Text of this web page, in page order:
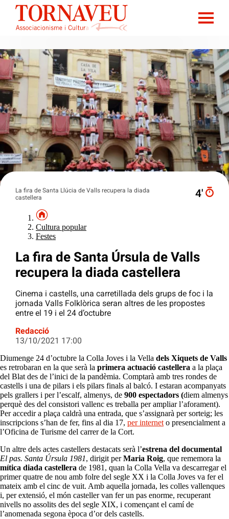
La fira de Santa Llúcia de Valls recupera la diada
castellera
4′
Cultura popular
Festes
La fira de Santa Úrsula de Valls
recupera la diada castellera
Cinema i castells, una carretillada dels grups de foc i la
jornada Valls Folklòrica seran altres de les propostes
entre el 19 i el 24 d’octubre
Redacció
13/10/2021 17:00
Diumenge 24 d’octubre la Colla Joves i la Vella dels Xiquets de Valls
es retrobaran en la que serà la primera actuació castellera a la plaça
del Blat des de l’inici de la pandèmia. Comptarà amb tres rondes de
castells i una de pilars i els pilars finals al balcó. I estaran acompanyats
pels grallers i per l’escalf, almenys, de 900 espectadors (diem almenys
perquè des del consistori vallenc es treballa per ampliar l’aforament).
Per accedir a plaça caldrà una entrada, que s’assignarà per sorteig; les
inscripcions s’han de fer, fins al dia 17, per interneto presencialment a
l’Oficina de Turisme del carrer de la Cort.
Un altre dels actes castellers destacats serà l’estrena del documental
El pas. Santa Úrsula 1981, dirigit perMaria Roig, que rememora la
mítica diada castellera de 1981, quan la Colla Vella va descarregar el
primer quatre de nou amb folre del segle XX i la Colla Joves va fer el
mateix amb el cinc de vuit. Amb aquella jornada, les colles vallenques
i, per extensió, el món casteller van fer un pas enorme, recuperant
nivells no assolits des del segle XIX, i començant el camí de
l’anomenada segona època d’or dels castells.